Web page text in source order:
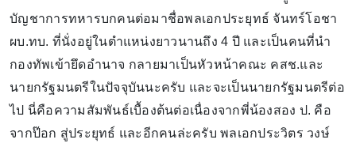
บัญชาการทหารบกคนต่อมาชื่อพลเอกประยุทธ์ จันทร์โอชา
ผบ.ทบ. ที่นั่งอยู่ในตำแหน่งยาวนานถึง 4 ปี และเป็นคนที่นำ
กองทัพเข้ายึดอำนาจ กลายมาเป็นหัวหน้าคณะ คสช.และ
นายกรัฐมนตรีในปัจจุบันนะครับ และจะเป็นนายกรัฐมนตรีต่อ
ไป นี่คือความสัมพันธ์เบื้องต้นต่อเนื่องจากพี่น้องสอง ป. คือ
จากป๊อก สู่ประยุทธ์ และอีกคนล่ะครับ พลเอกประวิตร วงษ์